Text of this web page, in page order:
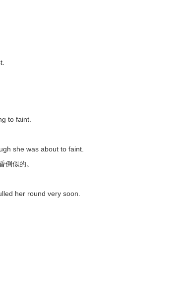
it took shape.
辨认的形状。
to faint.
she was about to faint.
倒似的。
her round very soon.